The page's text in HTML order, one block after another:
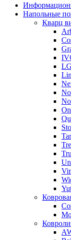
Напольные
Кварц